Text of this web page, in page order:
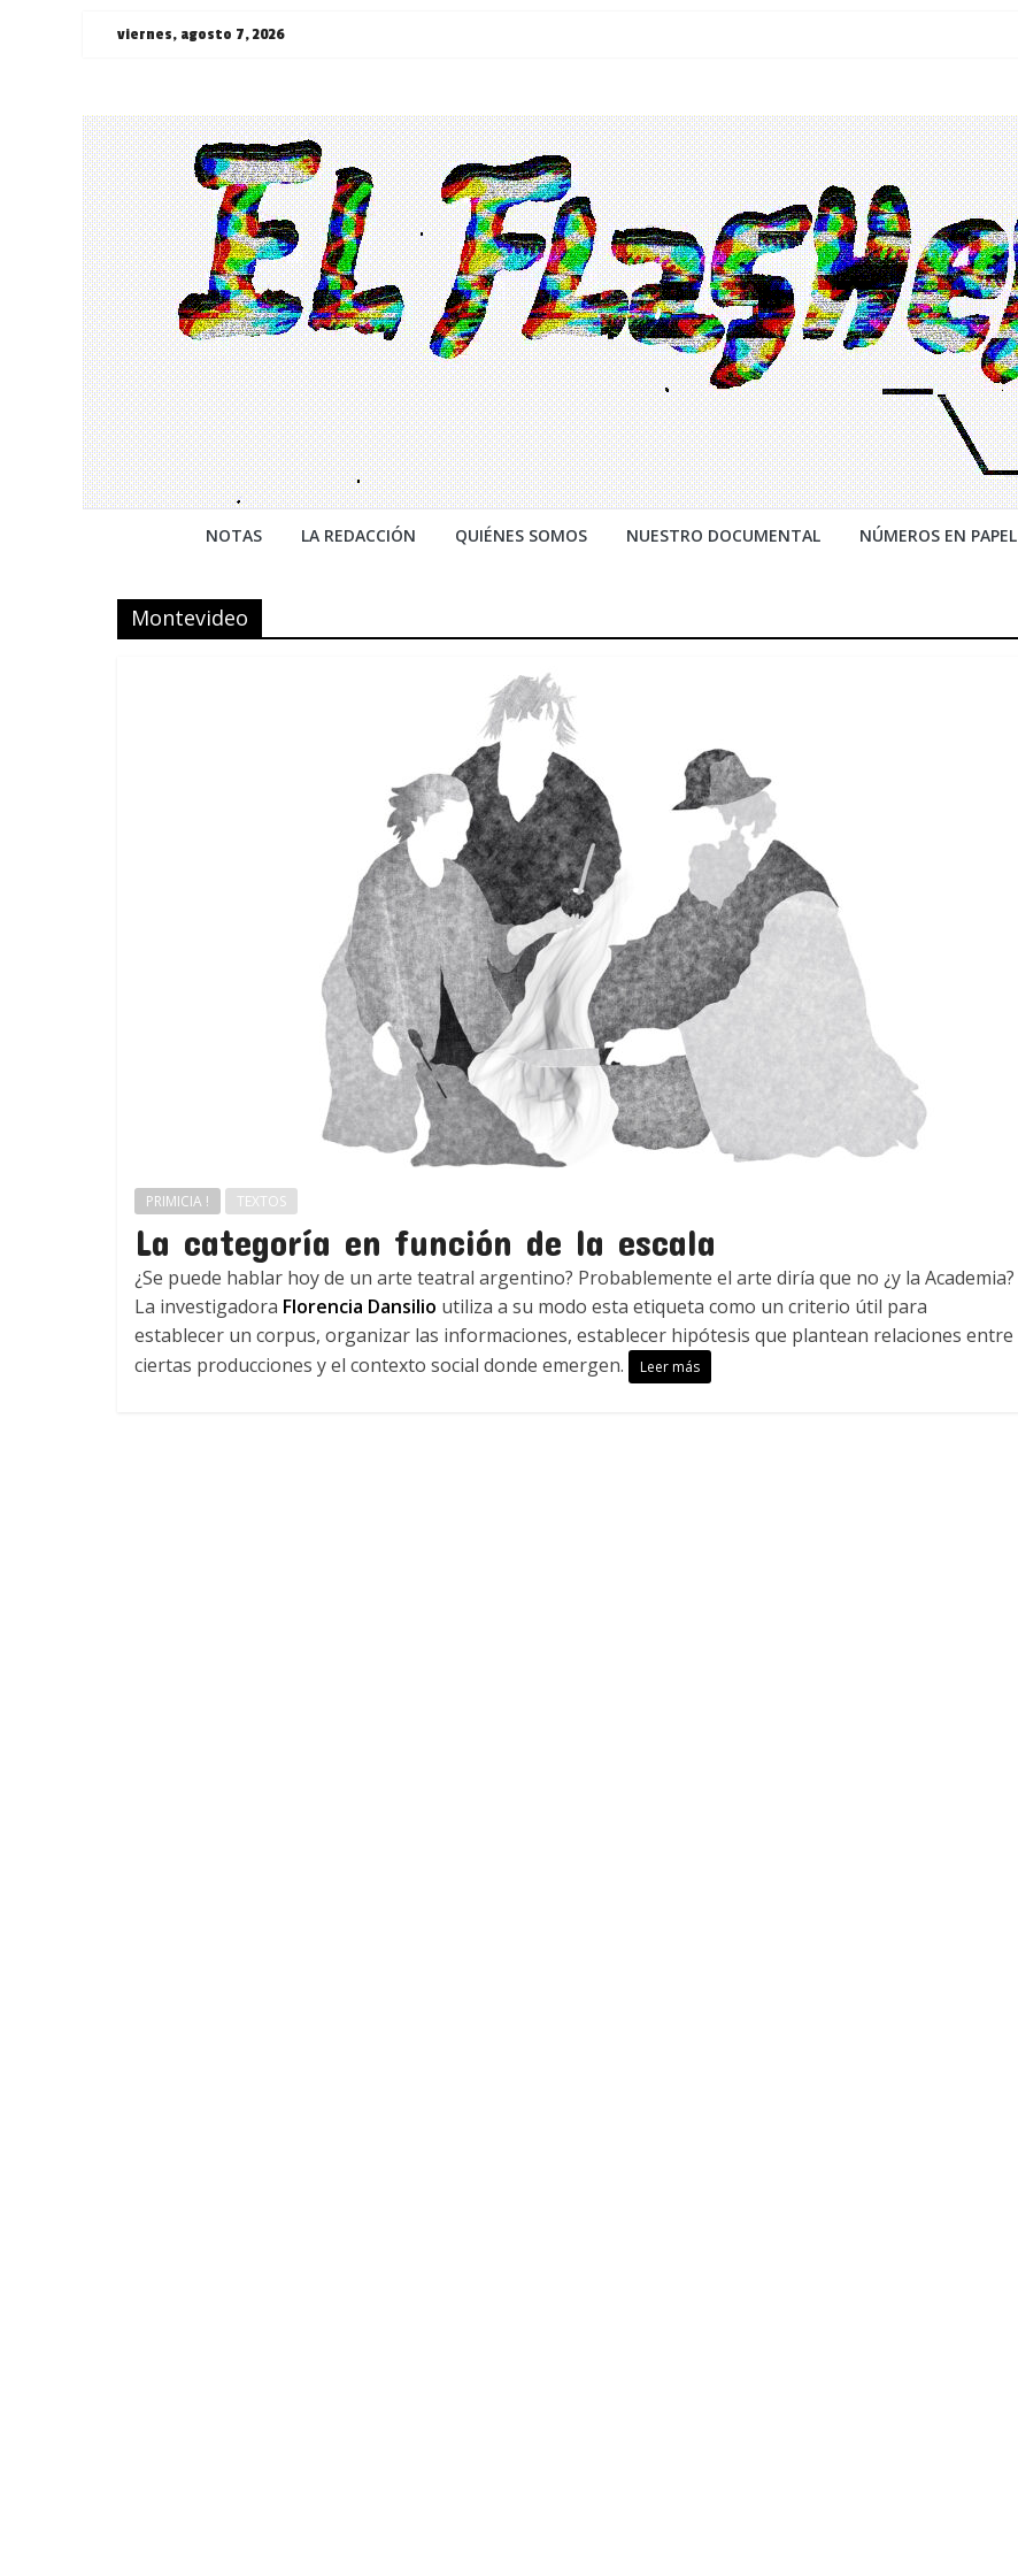
Saltarviernes, agosto 7, 2026
¯\_(ツ)_/
¯
NOTAS LA REDACCIÓN QUIÉNES SOMOS NUESTRO DOCUMENTAL NÚMEROS EN PAPEL
Montevideo
PRIMICIA ! TEXTOS
La categoría en función de la escala
¿Se puede hablar hoy de un arte teatral argentino? Probablemente el arte diría que no ¿y la Academia?
La investigadora Florencia Dansilio utiliza a su modo esta etiqueta como un criterio útil para
establecer un corpus, organizar las informaciones, establecer hipótesis que plantean relaciones entre
ciertas producciones y el contexto social donde emergen.
Leer más